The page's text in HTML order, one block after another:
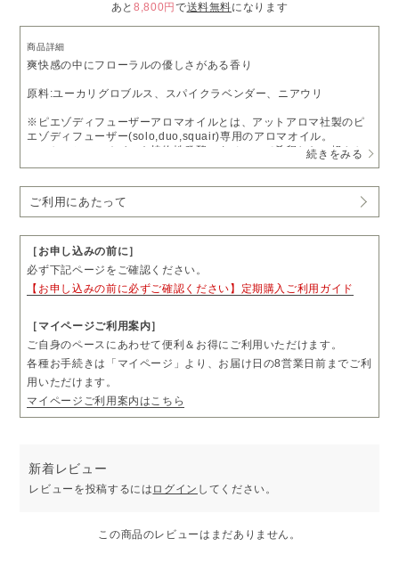
あと8,800円 で送料無料になります
商品詳細
爽快感の中にフローラルの優しさがある香り
原料:ユーカリグロブルス、スパイクラベンダー、ニアウリ
※ピエゾディフューザーアロマオイルとは、アットアロマ社製のピ
エゾディフューザー(solo,duo,squair)専用のアロマオイル。
エッセンシャルオイルを植物性発酵エタノールで希釈した、軽やか
に噴霧するオイルです。
お支払いについて
・送料無料
→定期購入 5%OFF4,598円（税込）
・1回につき1本をお届けします。
・お届け日の8日前まで、「マイページ」よりお届け日やお届け先を
ご変更いただけます。
は3回分、隔月コースは2回分のお届け完了後、「マイページ」より
・ご購入前に「ご利用にあたって」も必ずご一読ください。
続きをみる
ご利用にあたって
［お申し込みの前に］
必ず下記ページをご確認ください。
【お申し込みの前に必ずご確認ください】定期購入ご利用ガイド
［マイページご利用案内］
ご自身のペースにあわせて便利＆お得にご利用いただけます。
各種お手続きは「マイページ」より、お届け日の8営業日前までご利
用いただけます。
マイページご利用案内はこちら
新着レビュー
レビューを投稿するには ログイン してください。
この商品のレビューはまだありません。